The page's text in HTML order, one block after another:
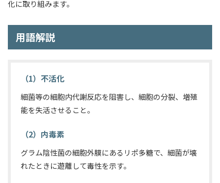
化に取り組みます。
用語解説
（1）不活化
細菌等の細胞内代謝反応を阻害し、細胞の分裂、増殖
能を失活させること。
（2）内毒素
グラム陰性菌の細胞外膜にあるリポ多糖で、細菌が壊
れたときに遊離して毒性を示す。